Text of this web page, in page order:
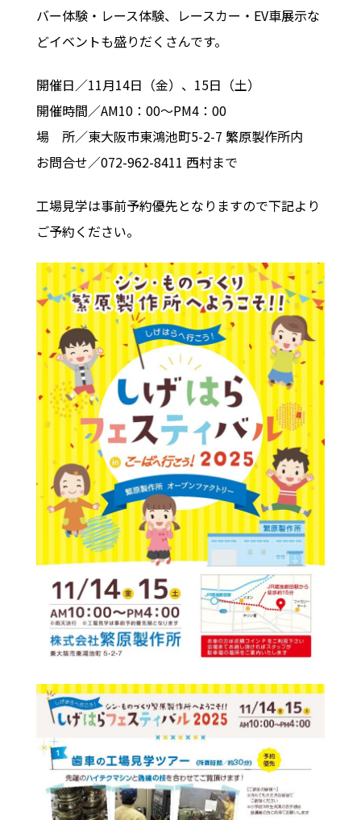
バー体験・レース体験、レースカー・EV車展示な
どイベントも盛りだくさんです。
開催日／11月14日（金）、15日（土）
開催時間／AM10：00～PM4：00
場 所／東大阪市東鴻池町5-2-7 繁原製作所内
お問合せ／072-962-8411 西村まで
工場見学は事前予約優先となりますので下記より
ご予約ください。